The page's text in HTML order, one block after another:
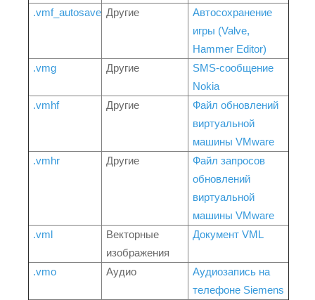
.vmf_autosave Другие
Автосохранение
игры (Valve,
Hammer Editor)
.vmg
Другие
SMS-сообщение
Nokia
.vmhf
Другие
Файл обновлений
виртуальной
машины VMware
.vmhr
Другие
Файл запросов
обновлений
виртуальной
машины VMware
.vml
Векторные
изображения
Документ VML
.vmo Аудио
Аудиозапись на
телефоне Siemens